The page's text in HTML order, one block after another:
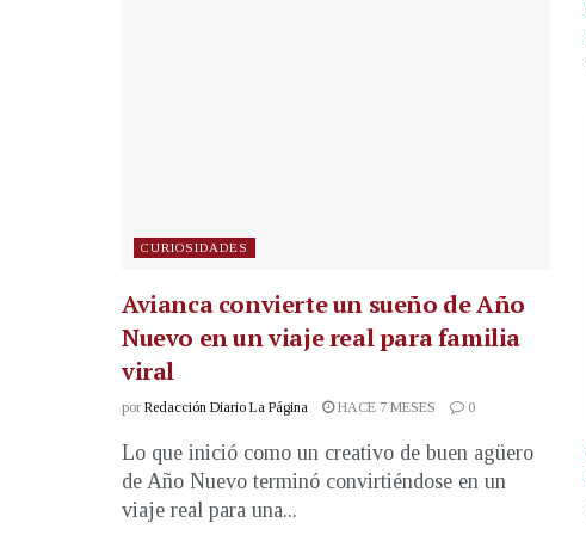
CURIOSIDADES
Avianca convierte un sueño de Año
Nuevo en un viaje real para familia
viral
por Redacción Diario La Página HACE 7 MESES 0
Lo que inició como un creativo de buen agüero
de Año Nuevo terminó convirtiéndose en un
viaje real para una...